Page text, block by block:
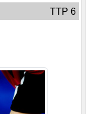
TTP 6